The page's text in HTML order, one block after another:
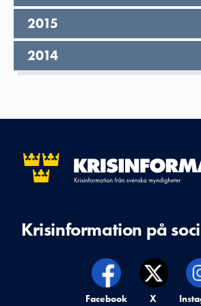
År,
2015
År,
2014
Krisinformation på
Krisinformation på,
Facebook X